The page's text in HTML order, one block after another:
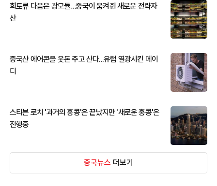
희토류 다음은 광모듈…중국이 움켜쥔 새로운 전략자
산
중국산 에어콘을 웃돈 주고 산다...유럽 열광시킨 메이
디
스티븐 로치 '과거의 홍콩'은 끝났지만 '새로운 홍콩'은
진행중
중국뉴스 더보기